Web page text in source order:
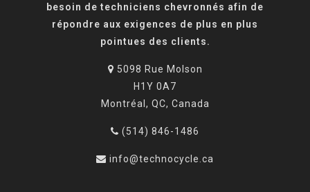
besoin de techniciens chevronnés afin de
répondre aux exigences de plus en plus
pointues des clients.
5098 Rue Molson
H1Y 0A7
Montréal, QC, Canada
(514) 846-1486
info@technocycle.ca